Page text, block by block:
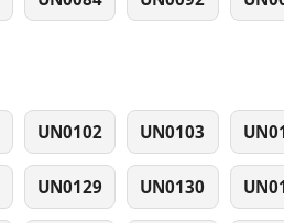
UN0102 UN0103
UN0129 UN0130